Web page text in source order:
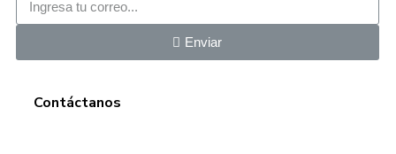
Enviar
Contáctanos